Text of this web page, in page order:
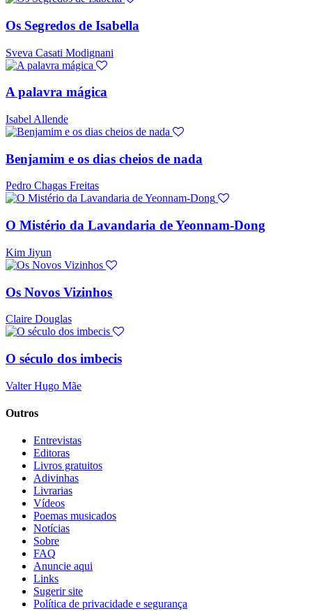
Os Segredos de Isabella
Sveva Casati Modignani
A palavra mágica
Isabel Allende
Benjamim e os dias cheios de nada
Pedro Chagas Freitas
O Mistério da Lavandaria de Yeonnam-Dong
Kim Jiyun
Os Novos Vizinhos
Claire Douglas
O século dos imbecis
Valter Hugo Mãe
Outros
Entrevistas
Editoras
Livros gratuitos
Adivinhas
Livrarias
Vídeos
Poemas musicados
Notícias
Sobre
FAQ
Anuncie aqui
Links
Sugerir site
Política de privacidade e segurança